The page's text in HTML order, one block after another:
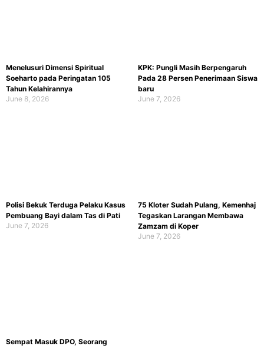
Menelusuri Dimensi Spiritual
Soeharto pada Peringatan 105
Tahun Kelahirannya
June 8, 2026
KPK: Pungli Masih Berpengaruh
Pada 28 Persen Penerimaan Siswa
baru
June 7, 2026
Polisi Bekuk Terduga Pelaku Kasus
Pembuang Bayi dalam Tas di Pati
June 7, 2026
75 Kloter Sudah Pulang, Kemenhaj
Tegaskan Larangan Membawa
Zamzam di Koper
June 7, 2026
Sempat Masuk DPO, Seorang